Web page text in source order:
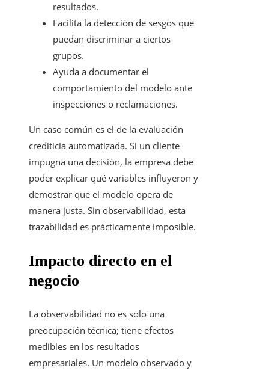
resultados.
Facilita la detección de sesgos que
puedan discriminar a ciertos
grupos.
Ayuda a documentar el
comportamiento del modelo ante
inspecciones o reclamaciones.
Un caso común es el de la evaluación
crediticia automatizada. Si un cliente
impugna una decisión, la empresa debe
poder explicar qué variables influyeron y
demostrar que el modelo opera de
manera justa. Sin observabilidad, esta
trazabilidad es prácticamente imposible.
Impacto directo en el
negocio
La observabilidad no es solo una
preocupación técnica; tiene efectos
medibles en los resultados
empresariales. Un modelo observado y